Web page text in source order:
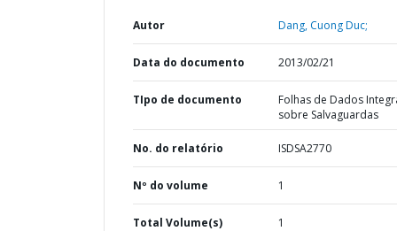
Autor Dang, Cuong Duc;
Data do documento 2013/02/21
TIpo de documento
Folhas de Dados
sobre Salvaguardas
No. do relatório ISDSA2770
Nº do volume 1
Total Volume(s) 1